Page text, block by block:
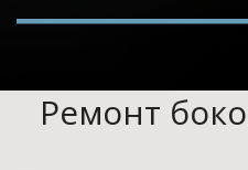
Ремонт